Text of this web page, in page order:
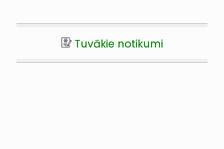
Tuvākie notikumi